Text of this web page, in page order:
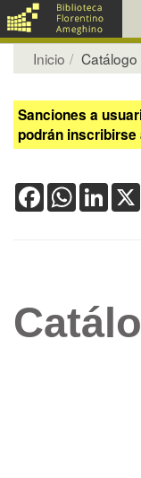
Inicio Catálogo
Sanciones a
podrán inscribirse
FacebookWhatsApp